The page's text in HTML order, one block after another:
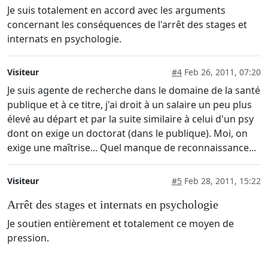
Je suis totalement en accord avec les arguments
concernant les conséquences de l'arrêt des stages et
internats en psychologie.
Visiteur #4 Feb 26, 2011, 07:20
Je suis agente de recherche dans le domaine de la santé
publique et à ce titre, j'ai droit à un salaire un peu plus
élevé au départ et par la suite similaire à celui d'un psy
dont on exige un doctorat (dans le publique). Moi, on
exige une maîtrise... Quel manque de reconnaissance...
Visiteur #5 Feb 28, 2011, 15:22
Arrêt des stages et internats en psychologie
Je soutien entièrement et totalement ce moyen de
pression.